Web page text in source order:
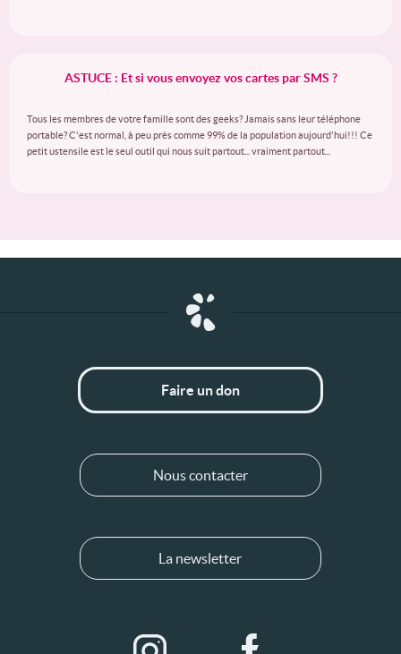
ASTUCE : Et si vous envoyez vos cartes par SMS ?
Tous les membres de votre famille sont des geeks? Jamais sans leur téléphone
portable? C'est normal, à peu près comme 99% de la population aujourd'hui!!! Ce
petit ustensile est le seul outil qui nous suit partout... vraiment partout...
Faire un don
Nous contacter
La newsletter